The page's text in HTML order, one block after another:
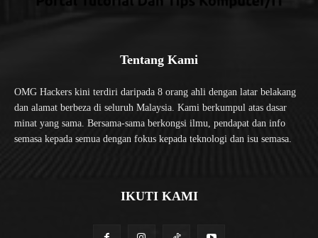
Tentang Kami
OMG Hackers kini terdiri daripada 8 orang ahli dengan latar belakang
dan alamat berbeza di seluruh Malaysia. Kami berkumpul atas dasar
minat yang sama. Bersama-sama berkongsi ilmu, pendapat dan info
semasa kepada semua dengan fokus kepada teknologi dan isu semasa.
IKUTI KAMI